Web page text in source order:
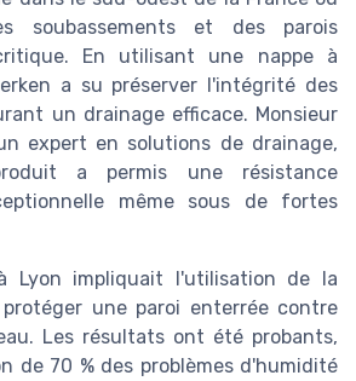
soubassements et des parois
En utilisant une nappe à
a su préserver l'intégrité des
un drainage efficace. Monsieur
expert en solutions de drainage,
a permis une résistance
même sous de fortes
Lyon impliquait l'utilisation de la
une paroi enterrée contre
Les résultats ont été probants,
de 70 % des problèmes d'humidité